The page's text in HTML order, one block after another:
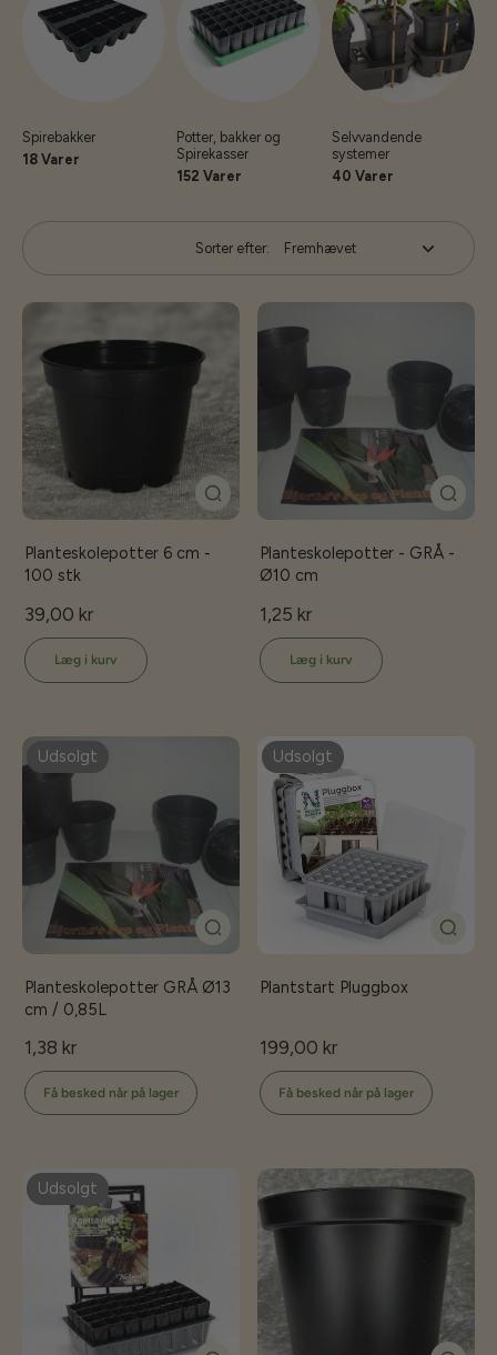
Spirebakker
18 Varer
Potter, bakker og
Spirekasser
152 Varer
Selvvandende
systemer
40 Varer
Sorter efter:
Planteskolepotter 6 cm -
100 stk
39,00 kr
Læg i kurv
Planteskolepotter - GRÅ -
Ø10 cm
1,25 kr
Læg i kurv
Udsolgt
Planteskolepotter GRÅ Ø13
cm / 0,85L
1,38 kr
Få besked når på lager
Udsolgt
Plantstart Pluggbox
199,00 kr
Få besked når på lager
Udsolgt